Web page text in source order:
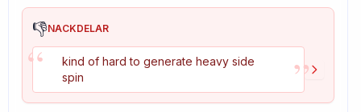
👎NACKDELAR
“
kind of hard to generate heavy side
spin
”